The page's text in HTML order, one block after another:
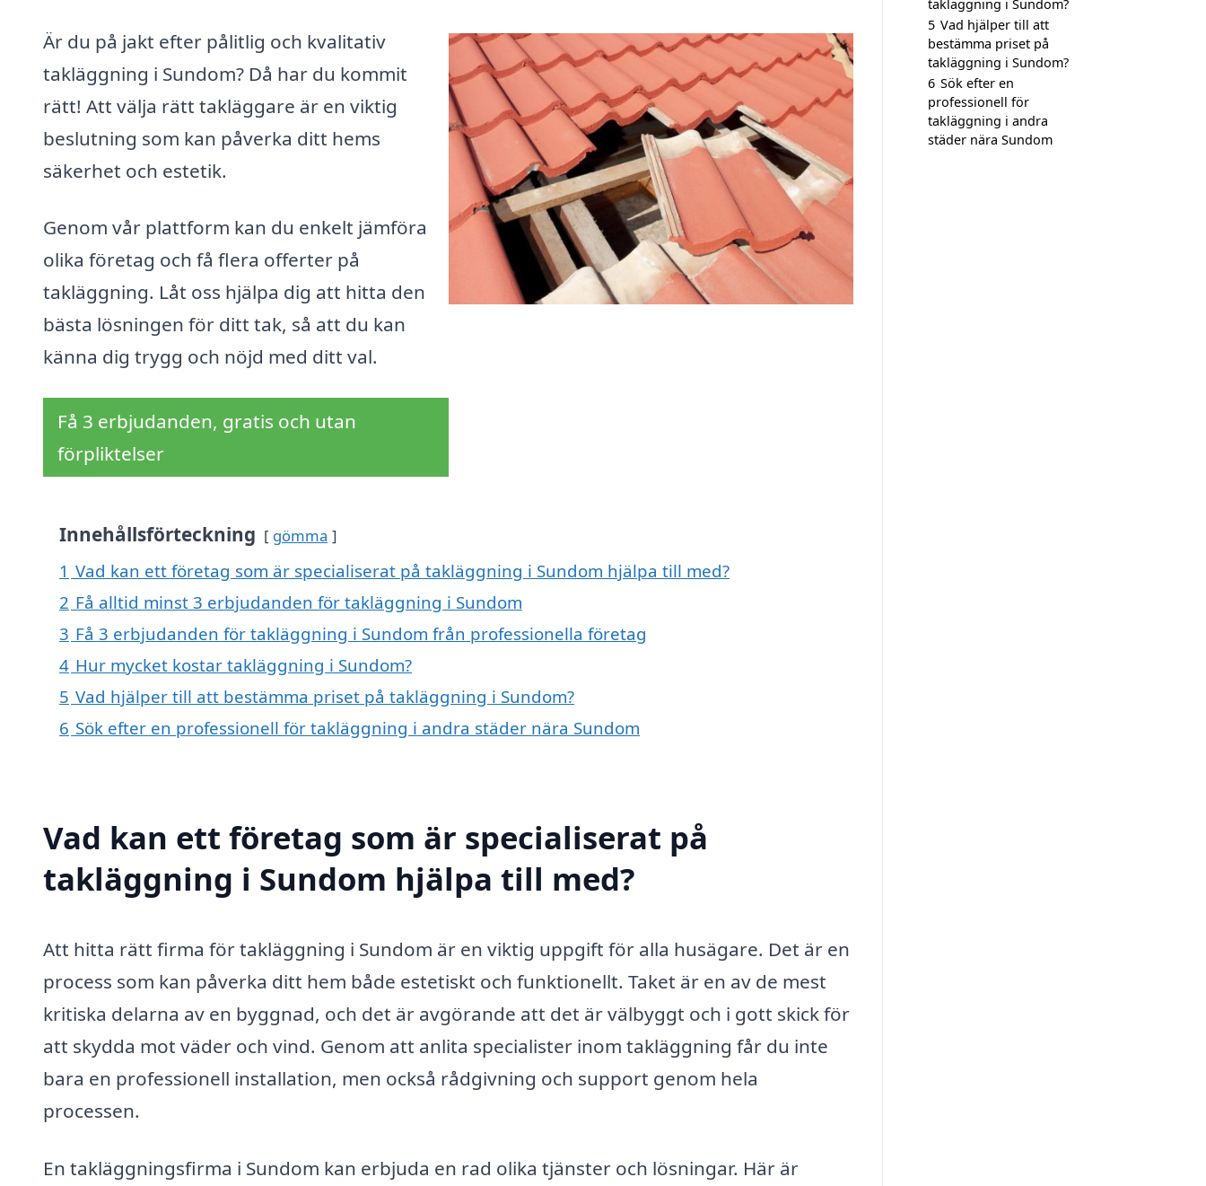
Är du på jakt efter pålitlig och kvalitativ
takläggning i Sundom? Då har du kommit
rätt! Att välja rätt takläggare är en viktig
beslutning som kan påverka ditt hems
säkerhet och estetik.
Genom vår plattform kan du enkelt jämföra
olika företag och få flera offerter på
takläggning. Låt oss hjälpa dig att hitta den
bästa lösningen för ditt tak, så att du kan
känna dig trygg och nöjd med ditt val.
Få 3 erbjudanden, gratis och utan
förpliktelser
Innehållsförteckning gömma
1 Vad kan ett företag som är specialiserat på takläggning i Sundom hjälpa till med?
2 Få alltid minst 3 erbjudanden för takläggning i Sundom
3 Få 3 erbjudanden för takläggning i Sundom från professionella företag
4 Hur mycket kostar takläggning i Sundom?
5 Vad hjälper till att bestämma priset på takläggning i Sundom?
6 Sök efter en professionell för takläggning i andra städer nära Sundom
Vad kan ett företag som är specialiserat på
takläggning i Sundom hjälpa till med?
Att hitta rätt firma för takläggning i Sundom är en viktig uppgift för alla husägare. Det är en
process som kan påverka ditt hem både estetiskt och funktionellt. Taket är en av de mest
kritiska delarna av en byggnad, och det är avgörande att det är välbyggt och i gott skick för
att skydda mot väder och vind. Genom att anlita specialister inom takläggning får du inte
bara en professionell installation, men också rådgivning och support genom hela
processen.
En takläggningsfirma i Sundom kan erbjuda en rad olika tjänster och lösningar. Här är
takläggning i Sundom?
5 Vad hjälper till att
bestämma priset på
takläggning i Sundom?
6 Sök efter en
professionell för
takläggning i andra
städer nära Sundom